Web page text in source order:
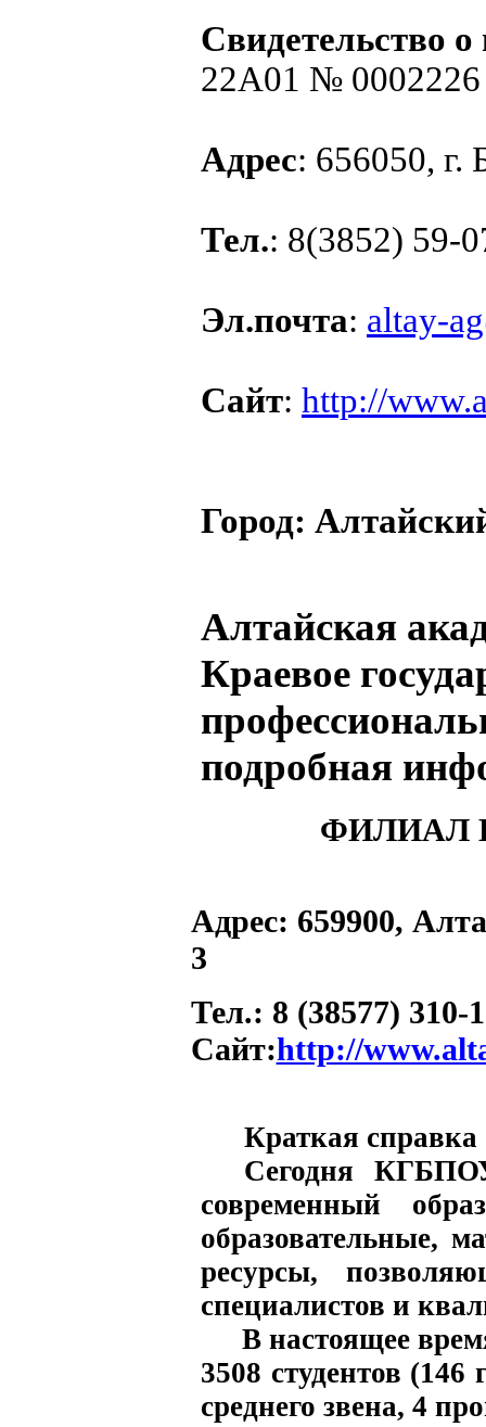
Свидетельство о
22А01 № 0002226
Адрес: 656050, г.
Тел.: 8(3852) 59-
Эл.почта: altay-
Сайт: http://
Город:
Алтайская
Краевое
подробная
ФИЛИАЛ
Адрес: 659900,
3
Тел.: 8 (38577) 310-
Сайт:http://
Краткая справка
Сегодня
современный
образовательные,
ресурсы,
специалистов и
В настоящее
3508 студентов
среднего звена, 4